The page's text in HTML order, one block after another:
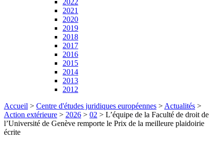
2021
2020
2019
2018
2017
2016
2015
2014
2013
2012
Accueil > Centre d'études juridiques européennes > Actualités >
Action extérieure > 2026 > 02 > L’équipe de la Faculté de droit de
l’Université de Genève remporte le Prix de la meilleure plaidoirie
écrite